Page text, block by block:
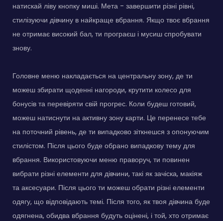
натискай ліву кнопку миші. Мета - завершити різні рівні,
стилізуючи дівчину в найкраще вбрання. Якщо твоє вбрання
не отримає високий бал, ти програєш і мусиш спробувати
знову.
Головне меню накладається на центральну зону, де ти
можеш збирати щоденні нагороди, крутити колесо для
бонусів та перевіряти свій прогрес. Коли будеш готовий,
можеш натиснути на активну зону карти. Це перенесе тебе
на поточний рівень, де ти випадково зіткнешся з опонуючим
стилістом. Після цього буде обрано випадкову тему для
вбрання. Використовуючи меню праворуч, ти повинен
вибрати різні елементи для дівчини, такі як зачіска, макіяж
та аксесуари. Після цього ти можеш обрати різні елементи
одягу, що відповідають темі. Після того, як твоя дівчина буде
одягнена, обидва вбрання будуть оцінені, і той, хто отримає